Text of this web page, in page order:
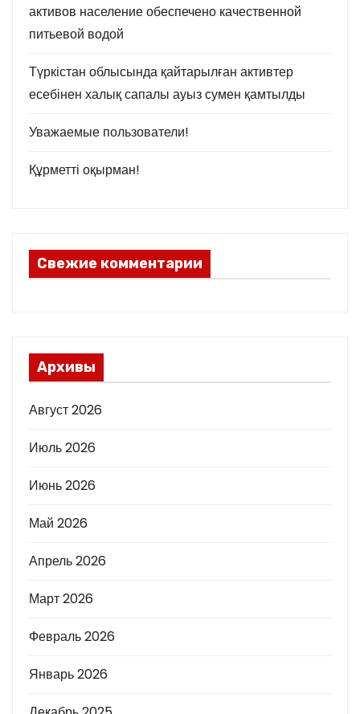
активов население обеспечено качественной
питьевой водой
Түркістан облысында қайтарылған активтер
есебінен халық сапалы ауыз сумен қамтылды
Уважаемые пользователи!
Құрметті оқырман!
Свежие комментарии
Архивы
Август 2026
Июль 2026
Июнь 2026
Май 2026
Апрель 2026
Март 2026
Февраль 2026
Январь 2026